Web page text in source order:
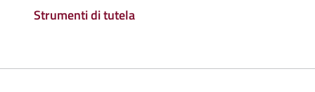
Strumenti di tutela